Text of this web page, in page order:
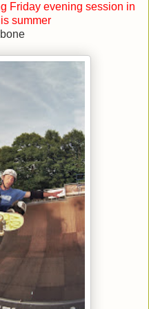
Friday evening session in
summer